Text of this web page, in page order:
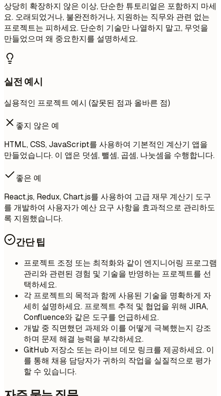
상당히 확장하지 않은 이상, 단순한 튜토리얼은 포함하지 마세
요. 오래되었거나, 불완전하거나, 지원하는 직무와 관련 없는
프로젝트는 피하세요. 단순히 기술만 나열하지 말고, 무엇을
만들었으며 왜 중요한지를 설명하세요.
실전 예시
실용적인 프로젝트 예시 (잘못된 점과 올바른 점)
좋지 않은 예
HTML, CSS, JavaScript를 사용하여 기본적인 계산기 앱을
만들었습니다. 이 앱은 덧셈, 뺄셈, 곱셈, 나눗셈을 수행합니다.
좋은 예
React.js, Redux, Chart.js를 사용하여 고급 재무 계산기 도구
를 개발하여 사용자가 예산 요구 사항을 효과적으로 관리하도
록 지원했습니다.
간단 팁
프로젝트 조정 또는 최적화와 같이 엔지니어링 프로그램
관리와 관련된 경험 및 기술을 반영하는 프로젝트를 선
택하세요.
각 프로젝트의 목적과 함께 사용된 기술을 명확하게 자
세히 설명하세요. 프로젝트 추적 및 협업을 위해 JIRA,
Confluence와 같은 도구를 언급하세요.
개발 중 직면했던 과제와 이를 어떻게 극복했는지 강조
하며 문제 해결 능력을 부각하세요.
GitHub 저장소 또는 라이브 데모 링크를 제공하세요. 이
를 통해 채용 담당자가 귀하의 작업을 실질적으로 평가
할 수 있습니다.